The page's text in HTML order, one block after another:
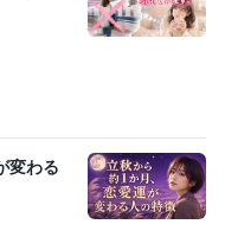
変わる